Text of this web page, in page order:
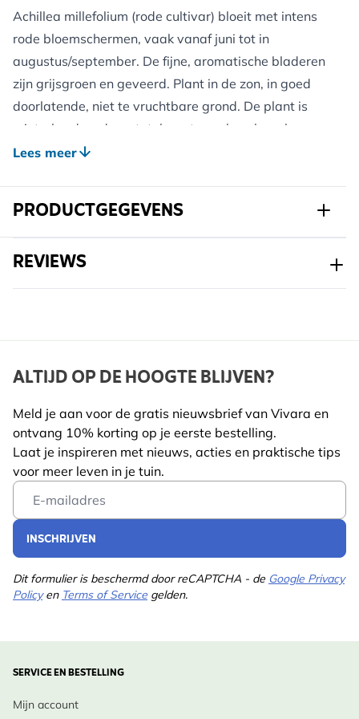
Achillea millefolium (rode cultivar) bloeit met intens
rode bloemschermen, vaak vanaf juni tot in
augustus/september. De fijne, aromatische bladeren
zijn grijsgroen en geveerd. Plant in de zon, in goed
doorlatende, niet te vruchtbare grond. De plant is
winterhard en droogtetolerant; een beschermlaag
van organisch materiaal helpt bij jonge aanplant. De
plant langer doorbloeien. In het najaar kun je de
stengels afknippen, of laten staan voor
winterstructuur. Duizendblad kan zich via zaad of
wortelstok verbreiden en is gemakkelijk te
De platte schermen zijn makkelijk bereikbaar voor
Ontwerp Inspiratie:
In een landelijke border vormt dit rode Duizendblad
een vurige eyecatcher, naast gele Zonnehoed of
paarse Kattenkruid. Ook mooi met siergrassen
(Panicum, Pennisetum) voor een prairiestijl.
Inheemse Status:
Achillea millefolium is van nature inheems, felrode
klimaat.
•Wanneer te planten
Lees meer
PRODUCTGEGEVENS
Art.nr.
Merk Kwekerij Verhoeven
Lengte 115 mm
Gewicht 0.75 kg
Diersoort Bij, Vlinder
Kleur Rood
Meerjarig Ja
Standplaats Half schaduw, Zonlicht
Bloeimaanden
Plukmaanden
Lees meer
REVIEWS
ALTIJD OP DE HOOGTE BLIJVEN?
Meld je aan voor de gratis nieuwsbrief van Vivara en
ontvang 10% korting op je eerste bestelling.
Laat je inspireren met nieuws, acties en praktische tips
voor meer leven in je tuin.
Email Address
INSCHRIJVEN
Dit formulier is beschermd door reCAPTCHA - de Google Privacy
Policyen Terms of Service gelden.
SERVICE EN BESTELLING
Mijn account